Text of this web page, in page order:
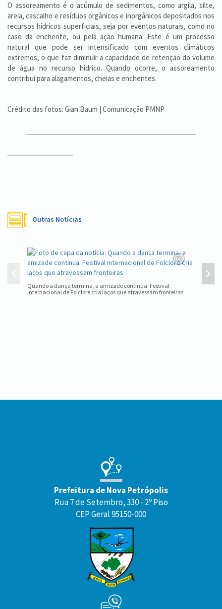
O assoreamento é o acúmulo de sedimentos, como argila, silte,
areia, cascalho e resíduos orgânicos e inorgânicos depositados nos
recursos hídricos superficiais, seja por eventos naturais, como no
caso da enchente, ou pela ação humana. Este é um processo
natural que pode ser intensificado com eventos climáticos
extremos, o que faz diminuir a capacidade de retenção do volume
de água no recurso hídrico. Quando ocorre, o assoreamento
contribui para alagamentos, cheias e enchentes.
Crédito das fotos: Gian Baum | Comunicação PMNP
Outras Notícias
Quando a dança termina, a amizade continua: Festival
Internacional de Folclore cria laços que atravessam fronteiras
Nova
Prefeitura de Nova Petrópolis
Rua 7 de Setembro, 330 - 2º Piso
CEP Geral 95150-000